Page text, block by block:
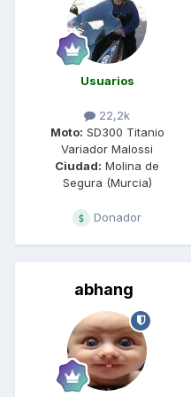
Usuarios
22,2k
Moto: SD300 Titanio
Variador Malossi
Ciudad: Molina de
Segura (Murcia)
Donador
abhang